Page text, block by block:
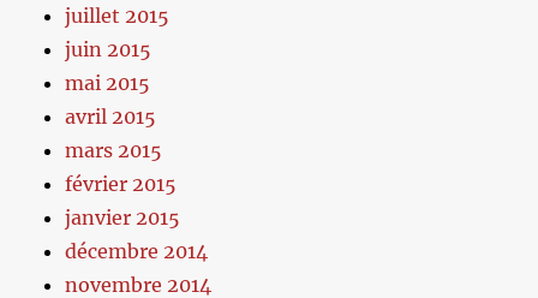
juillet 2015
juin 2015
mai 2015
avril 2015
mars 2015
février 2015
janvier 2015
décembre 2014
novembre 2014